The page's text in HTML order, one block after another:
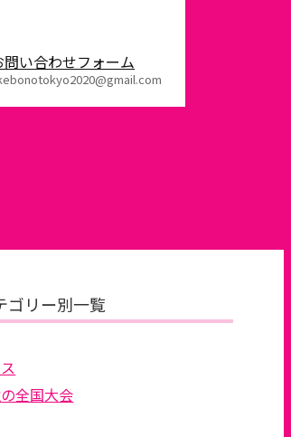
問い合わせフォーム
ゴリー別一覧
全国大会